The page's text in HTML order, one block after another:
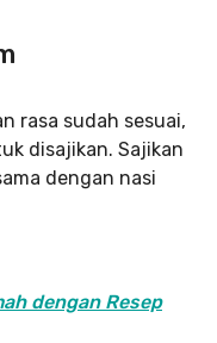
rasa sudah sesuai,
disajikan. Sajikan
dengan nasi
dengan Resep